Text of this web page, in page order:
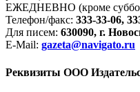
ЕЖЕДНЕВНО (кроме
Телефон/факс: 333-33-06,
Для писем: 630090, г.
E-Mail: gazeta@navigato.ru
Реквизиты ООО